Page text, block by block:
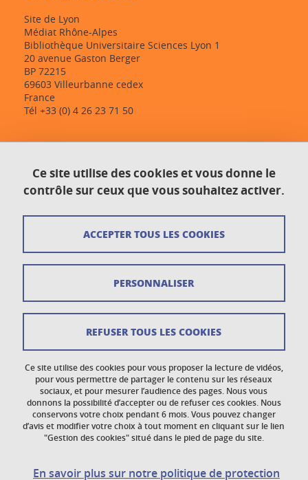
Site de Lyon
Médiat Rhône-Alpes
Bibliothèque Universitaire Sciences Lyon 1
20 avenue Gaston Berger
BP 72215
69603 Villeurbanne cedex
France
Tél +33 (0) 4 26 23 71 50
Plan du site
Crédits
Mentions légales
Données personnelles
Accessibilité : non conforme
Politique des cookies
Réclamations
Ce site utilise des cookies et vous donne le
contrôle sur ceux que vous souhaitez activer.
Ce site utilise des cookies pour vous proposer la lecture de vidéos,
pour vous permettre de partager le contenu sur les réseaux
sociaux, et pour mesurer l’audience des pages. Nous vous
donnons la possibilité d’accepter ou de refuser ces cookies. Nous
conservons votre choix pendant 6 mois. Vous pouvez changer
d’avis et modifier votre choix à tout moment en cliquant sur le lien
"Gestion des cookies" situé dans le pied de page du site.
En savoir plus sur notre politique de protection
ACCEPTER TOUS LES COOKIES
REFUSER TOUS LES COOKIES
PERSONNALISER